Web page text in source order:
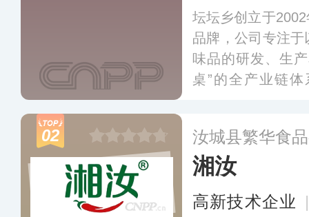
坛坛乡创立于
品牌，公司专注
味品的研发、生
桌”的全产业链
盖各大电商平台。
02 汝城县繁华食
湘汝
高新技术企业